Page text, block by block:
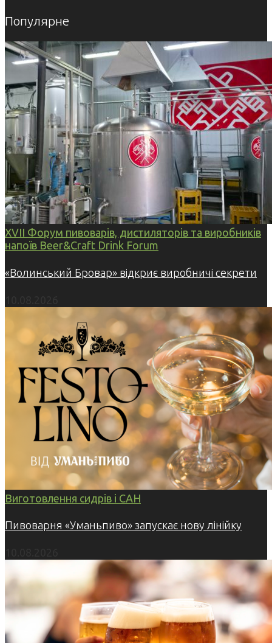
Популярне
XVII Форум пивоварів, дистиляторів та виробників
напоїв Beer&Craft Drink Forum
«Волинський Бровар» відкриє виробничі секрети
Виготовлення сидрів і САН
Пивоварня «Уманьпиво» запускає нову лінійку